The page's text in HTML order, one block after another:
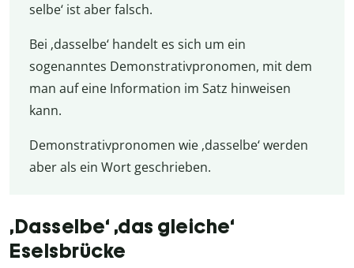
selbe‘ ist aber falsch.
Bei ‚dasselbe‘ handelt es sich um ein
sogenanntes Demonstrativpronomen, mit dem
man auf eine Information im Satz hinweisen
kann.
Demonstrativpronomen wie ‚dasselbe‘ werden
aber als ein Wort geschrieben.
‚Dasselbe‘ ‚das gleiche‘
Eselsbrücke